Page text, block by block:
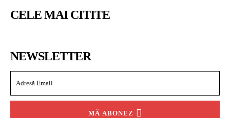
CELE MAI CITITE
NEWSLETTER
MĂ ABONEZ